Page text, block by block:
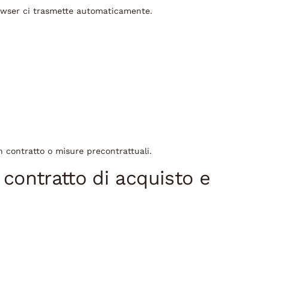
ci trasmette automaticamente.
contratto o misure precontrattuali.
di acquisto e